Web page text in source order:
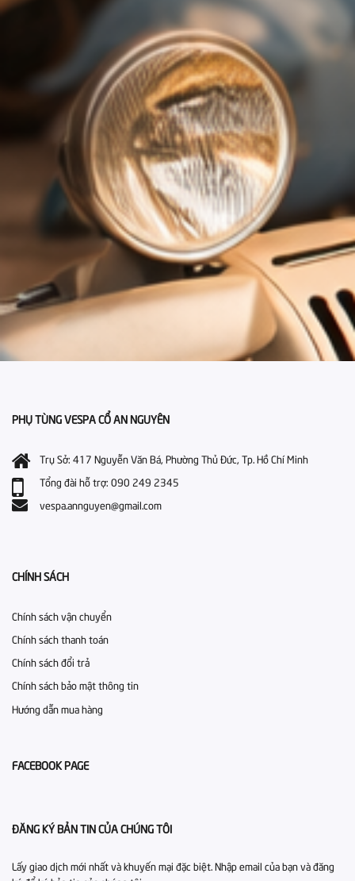
PHỤ TÙNG VESPA CỔ AN NGUYÊN
Trụ Sở: 417 Nguyễn Văn Bá, Phường Thủ Đức, Tp. Hồ Chí Minh
Tổng đài hỗ trợ: 090 249 2345
vespa.annguyen@gmail.com
CHÍNH SÁCH
Chính sách vận chuyển
Chính sách thanh toán
Chính sách đổi trả
Chính sách bảo mật thông tin
Hướng dẫn mua hàng
FACEBOOK PAGE
ĐĂNG KÝ BẢN TIN CỦA CHÚNG TÔI
Lấy giao dịch mới nhất và khuyến mại đặc biệt. Nhập email của bạn và đăng